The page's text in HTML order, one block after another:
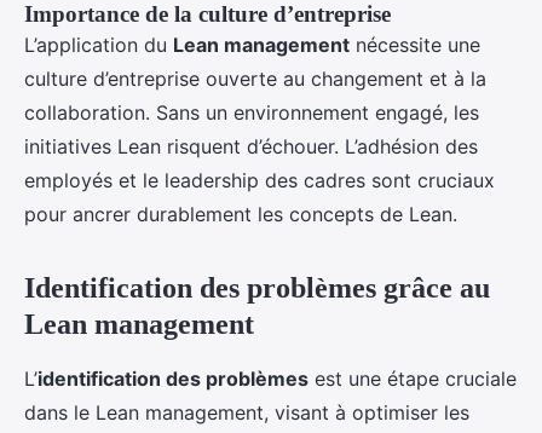
Importance de la culture d’entreprise
L’application du Lean management nécessite une
culture d’entreprise ouverte au changement et à la
collaboration. Sans un environnement engagé, les
initiatives Lean risquent d’échouer. L’adhésion des
employés et le leadership des cadres sont cruciaux
pour ancrer durablement les concepts de Lean.
Identification des problèmes grâce au
Lean management
L’identification des problèmes est une étape cruciale
dans le Lean management, visant à optimiser les